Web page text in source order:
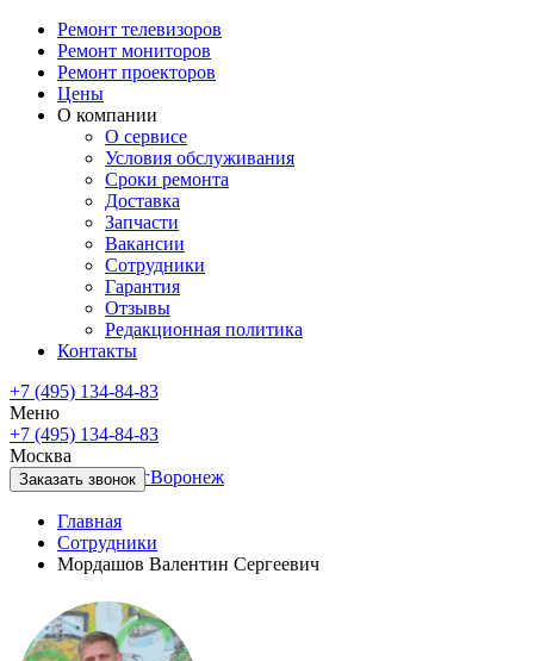
Ремонт телевизоров
Ремонт мониторов
Ремонт проекторов
Цены
О компании
О сервисе
Условия обслуживания
Сроки ремонта
Доставка
Запчасти
Вакансии
Сотрудники
Гарантия
Отзывы
Редакционная политика
Контакты
+7 (495) 134-84-83
Меню
+7 (495) 134-84-83
Москва
Санкт-ПетербургВоронеж
Заказать звонок
Главная
Сотрудники
Мордашов Валентин Сергеевич